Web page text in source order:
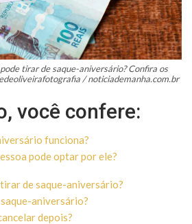
tirar de saque-aniversário? Confira os
/ noticiademanha.com.br
você confere:
funciona?
pode optar por ele?
de saque-aniversário?
aniversário?
depois?